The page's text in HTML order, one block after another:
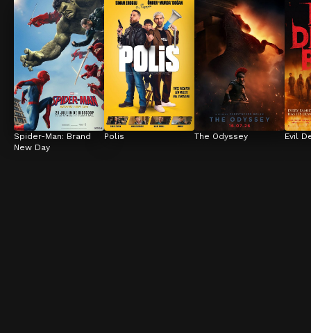
Spider-Man: Brand
New Day
Polis The Odyssey Evil